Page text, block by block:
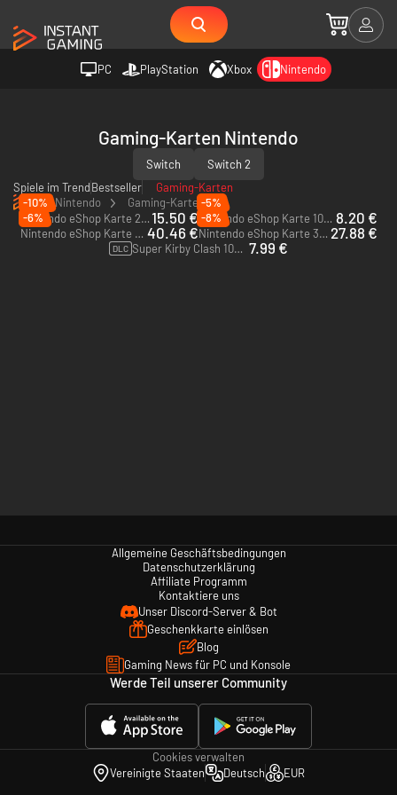
PC PlayStation Xbox Nintendo
Gaming-Karten Nintendo
Switch
Switch 2
Spiele im TrendBestseller
Gaming-Karten
Nintendo
Gaming-Karten
-10%
Nintendo eShop Karte 20$ - US15.50 €
-5%
Nintendo eShop Karte 10$ - US 8.20 €
-6%
Nintendo eShop Karte 50$ - US 40.46 €
-8%
Nintendo eShop Karte 35$ - US 27.88 €
DLC Super Kirby Clash 1000 Gem Apples 7.99 €
Allgemeine Geschäftsbedingungen
Datenschutzerklärung
Affiliate Programm
Kontaktiere uns
Unser Discord-Server & Bot
Geschenkkarte einlösen
Blog
Gaming News für PC und Konsole
Werde Teil unserer Community
Cookies verwalten
Vereinigte Staaten
Deutsch EUR